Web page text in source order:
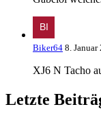
Biker64 8. Januar
XJ6 N Tacho
Letzte